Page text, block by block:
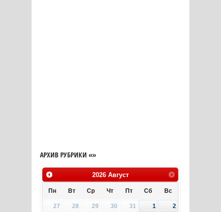
АРХИВ РУБРИКИ «»
2026 Август
Пн Вт Ср Чт Пт Сб Вс
27 28 29 30 31 1
2